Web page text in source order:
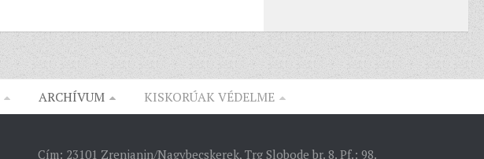
ARCHÍVUM KISKORÚAK VÉDELME
Cím: 23101 Zrenjanin/Nagybecskerek, Trg Slobode br. 8. Pf.: 98.